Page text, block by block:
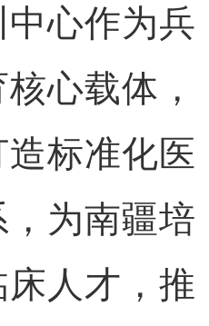
心作为兵
心载体，
标准化医
为南疆培
人才，推